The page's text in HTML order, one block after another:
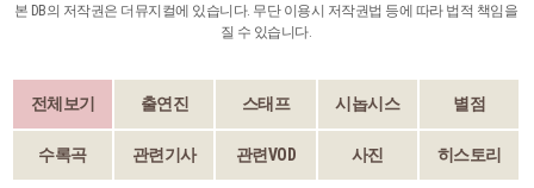
본 DB의 저작권은 더뮤지컬에 있습니다. 무단 이용시 저작권법 등에 따라 법적 책임을
질 수 있습니다.
전체보기 출연진 스태프 시놉시스 별점
수록곡 관련기사 관련VOD 사진 히스토리